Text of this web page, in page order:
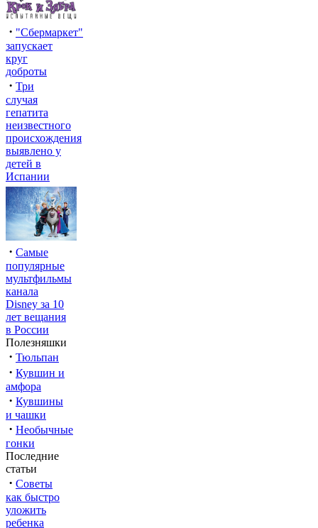
· "Сбермаркет"
запускает
круг
доброты
· Три
случая
гепатита
неизвестного
происхождения
выявлено у
детей в
Испании
· Самые
популярные
мультфильмы
канала
Disney за 10
лет вещания
в России
Полезняшки
· Тюльпан
· Кувшин и
амфора
· Кувшины
и чашки
· Необычные
гонки
Последние
статьи
· Советы
как быстро
уложить
ребенка